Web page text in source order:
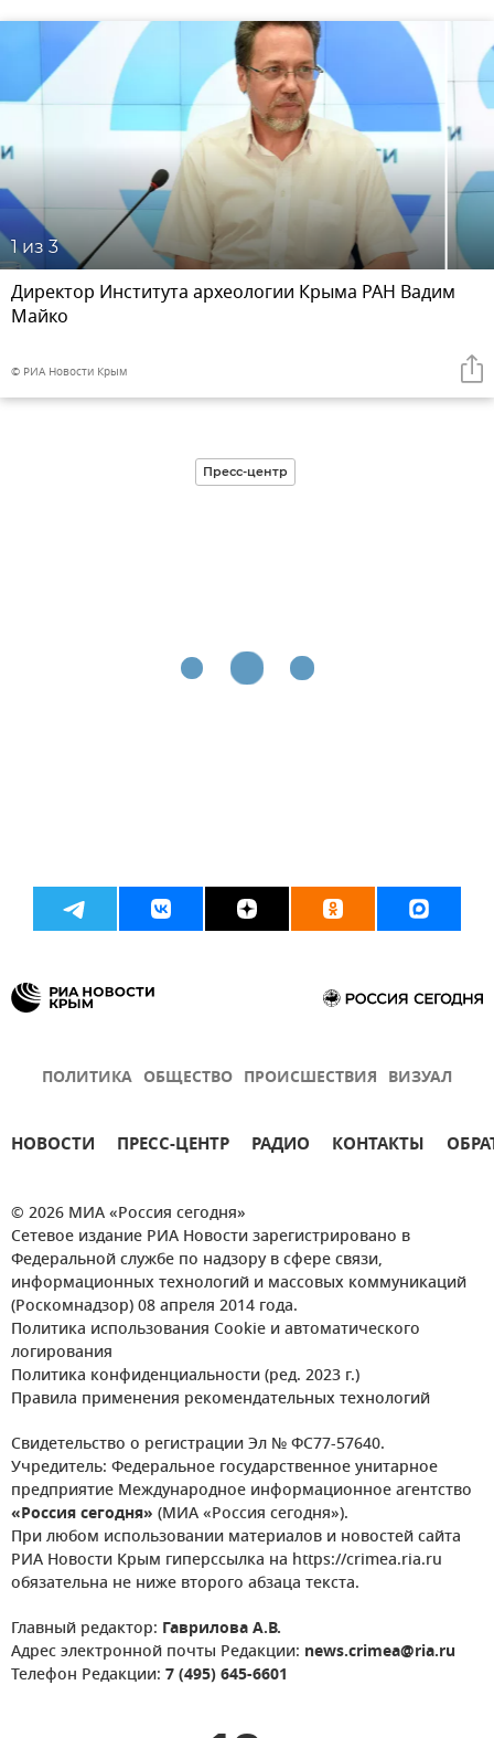
1из 3
Директор Института археологии Крыма РАН Вадим
Майко
© РИА Новости Крым
Пресс-центр
ПОЛИТИКА ОБЩЕСТВО ПРОИСШЕСТВИЯ ВИЗУАЛ
НОВОСТИ ПРЕСС-ЦЕНТР РАДИО КОНТАКТЫ
© 2026 МИА «Россия сегодня»
Сетевое издание РИА Новости зарегистрировано в
Федеральной службе по надзору в сфере связи,
информационных технологий и массовых коммуникаций
(Роскомнадзор) 08 апреля 2014 года.
Политика использования Cookie и автоматического
логирования
Политика конфиденциальности (ред. 2023 г.)
Правила применения рекомендательных технологий
Свидетельство о регистрации Эл № ФС77-57640.
Учредитель: Федеральное государственное унитарное
предприятие Международное информационное агентство
«Россия сегодня» (МИА «Россия сегодня»).
При любом использовании материалов и новостей сайта
РИА Новости Крым гиперссылка на https://crimea.ria.ru
обязательна не ниже второго абзаца текста.
Главный редактор: Гаврилова А.В.
Адрес электронной почты Редакции: news.crimea@ria.ru
Телефон Редакции: 7 (495) 645-6601